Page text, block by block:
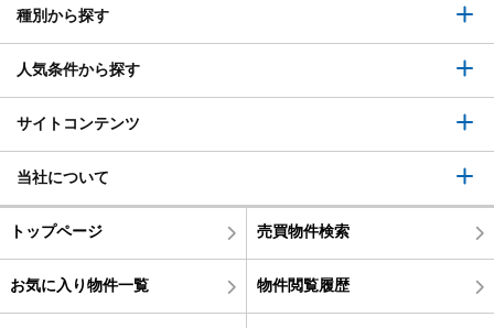
種別から探す
人気条件から探す
サイトコンテンツ
当社について
トップページ 売買物件検索
お気に入り物件一覧 物件閲覧履歴